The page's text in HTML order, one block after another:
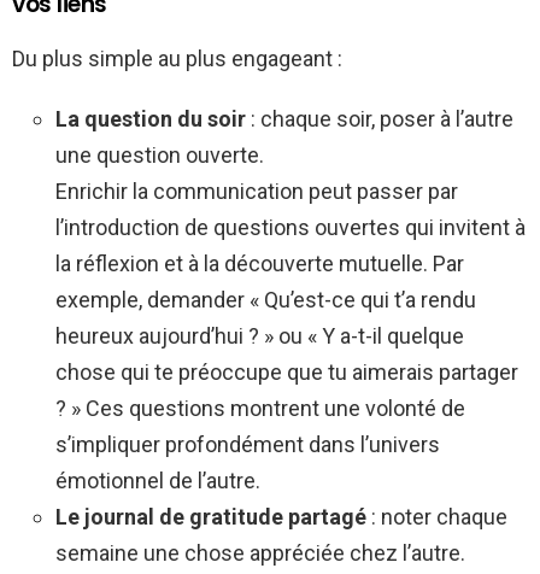
Du plus simple au plus engageant :
La question du soir : chaque soir, poser à l’autre
une question ouverte.
Enrichir la communication peut passer par
l’introduction de questions ouvertes qui invitent à
la réflexion et à la découverte mutuelle. Par
exemple, demander « Qu’est-ce qui t’a rendu
heureux aujourd’hui ? » ou « Y a-t-il quelque
chose qui te préoccupe que tu aimerais partager
? » Ces questions montrent une volonté de
s’impliquer profondément dans l’univers
émotionnel de l’autre.
Le journal de gratitude partagé : noter chaque
semaine une chose appréciée chez l’autre.